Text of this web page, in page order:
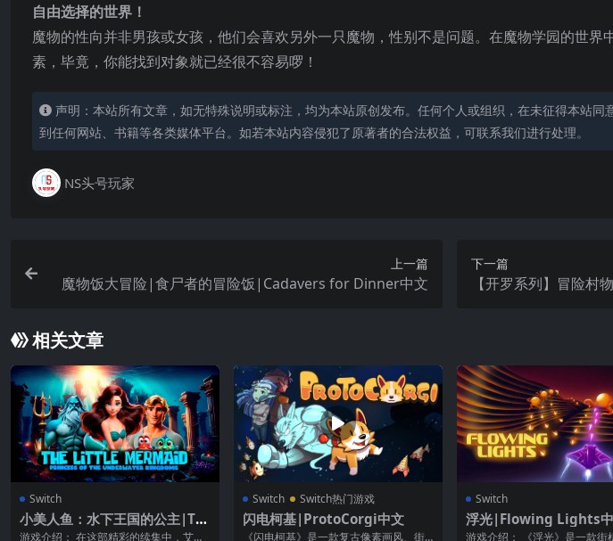
自由选择的世界！
魔物的性向并非男孩或女孩，他们会喜欢另外一只魔物，性别不是问题。在魔物学园的世界
素，毕竟，你能找到对象就已经很不容易啰！
声明：本站所有文章，如无特殊说明或标注，均为本站原创发布。任何个人或组织，在未征得本站
到任何网站、书籍等各类媒体平台。如若本站内容侵犯了原著者的合法权益，可联系我们进行处理。
NS头号玩家
上一篇
魔物饭大冒险|食尸者的冒险饭|Cadavers for Dinner中文
下一篇
【开罗系列】冒险
相关文章
Switch
小美人鱼：水下王国的公主|Th
e Little Mermaid: Princess o
游戏介绍： 在这部精彩的续集中，艾莉
Switch Switch热门游戏
闪电柯基|ProtoCorgi中文
《闪电柯基》是一款复古像素画风、街
Switch
浮光|Flowing Lights
游戏介绍： 《浮光》是一款街